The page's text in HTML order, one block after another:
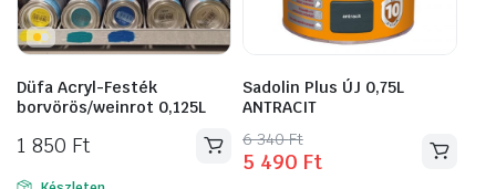
Düfa Acryl-Festék
borvörös/weinrot 0,125L
1 850 Ft
Sadolin Plus ÚJ 0,75L
ANTRACIT
6 340Ft
Original
price
5 490 Ft
Current
price